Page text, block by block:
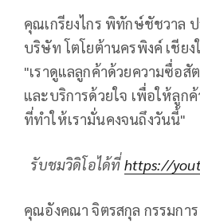
คุณเกรียงไกร พิทักษ์ชัชวาล
บริษัท โตโยต้านครพิงค์ เชียง
"เราดูแลลูกค้าด้วยความซื่อสั
และบริการด้วยใจ เพื่อให้ลูก
ที่ทำให้เรามั่นคงจนถึงวันนี้"
รับชมวิดิโอได้ที่https://
คุณอังคณา จิตรสกุล กรรมกา